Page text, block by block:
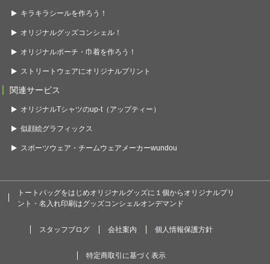
キラキラシールを作ろう！
オリジナルグッズコンシェル！
オリジナルポーチ・巾着を作ろう！
ストリートウェアにオリジナルプリント
関連サービス
オリジナルTシャツのup-t（アップティー）
似顔絵グラフィックス
スポーツウェア・チームウェアメーカーwundou
トートバッグをはじめオリジナルグッズに１個からオリジナルプリ
ント・名入れ印刷はグッズコンシェルオンデマンド
スタッフブログ 会社案内 個人情報保護方針
特定商取引に基づく表示